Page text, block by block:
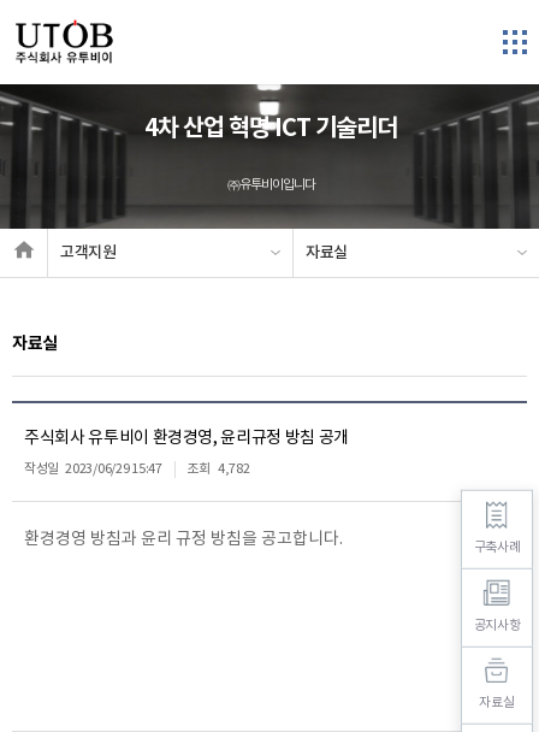
구축사례
공지사항
자료실
4차 산업 혁명 ICT 기술리더
㈜유투비이입니다
고객지원 자료실
자료실
주식회사 유투비이 환경경영, 윤리규정 방침 공개
작성일 2023/06/29 15:47 조회 4,782
환경경영 방침과 윤리 규정 방침을 공고합니다.